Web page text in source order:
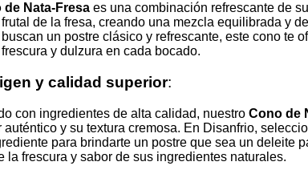
de Nata-Fresa es una combinación refrescante de
de la fresa, creando una mezcla equilibrada y
un postre clásico y refrescante, este cono te
frescura y dulzura en cada bocado.
y calidad superior:
con ingredientes de alta calidad, nuestro Cono de
auténtico y su textura cremosa. En Disanfrio,
para brindarte un postre que sea un deleite
la frescura y sabor de sus ingredientes naturales.